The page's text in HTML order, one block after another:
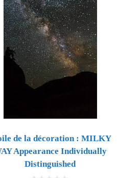
de la décoration : MILKY
Appearance Individually
Distinguished